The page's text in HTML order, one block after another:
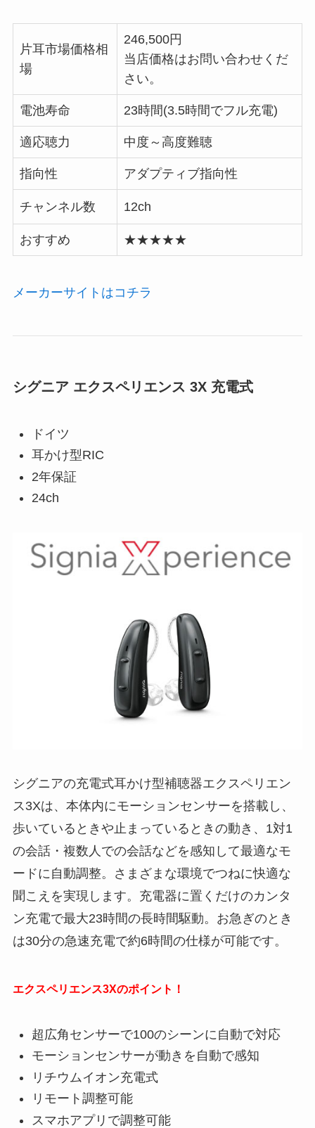
片耳市場価格相
場
246,500円
当店価格はお問い合わせくだ
さい。
電池寿命 23時間(3.5時間でフル充電)
適応聴力 中度～高度難聴
指向性 アダプティブ指向性
チャンネル数 12ch
おすすめ ★★★★★
メーカーサイトはコチラ
シグニア エクスペリエンス 3X 充電式
ドイツ
耳かけ型RIC
2年保証
24ch
シグニアの充電式耳かけ型補聴器エクスペリエン
ス3Xは、本体内にモーションセンサーを搭載し、
歩いているときや止まっているときの動き、1対1
の会話・複数人での会話などを感知して最適なモ
ードに自動調整。さまざまな環境でつねに快適な
聞こえを実現します。充電器に置くだけのカンタ
ン充電で最大23時間の長時間駆動。お急ぎのとき
は30分の急速充電で約6時間の仕様が可能です。
エクスペリエンス3Xのポイント！
超広角センサーで100のシーンに自動で対応
モーションセンサーが動きを自動で感知
リチウムイオン充電式
リモート調整可能
スマホアプリで調整可能